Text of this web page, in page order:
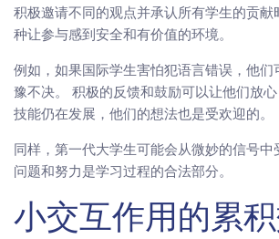
积极邀请不同的观点并承认所有学生的贡献
种让参与感到安全和有价值的环境。
例如，如果国际学生害怕犯语言错误，他们
豫不决。 积极的反馈和鼓励可以让他们放
技能仍在发展，他们的想法也是受欢迎的。
同样，第一代大学生可能会从微妙的信号中
问题和努力是学习过程的合法部分。
小交互作用的累